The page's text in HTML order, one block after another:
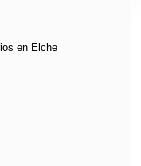
en Elche